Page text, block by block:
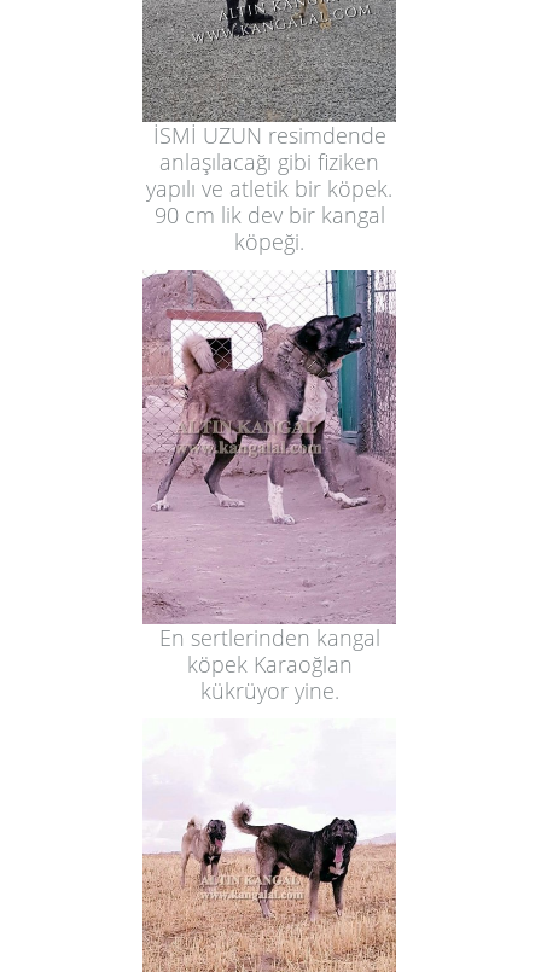
İSMİ UZUN resimdende
anlaşılacağı gibi fiziken
yapılı ve atletik bir köpek.
90 cm lik dev bir kangal
köpeği.
En sertlerinden kangal
köpek Karaoğlan
kükrüyor yine.